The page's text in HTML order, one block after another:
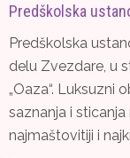
Predškolska
Predškolska
delu Zvezdare, u
„Oaza“. Luksuzni
saznanja i
najmaštovitiji i